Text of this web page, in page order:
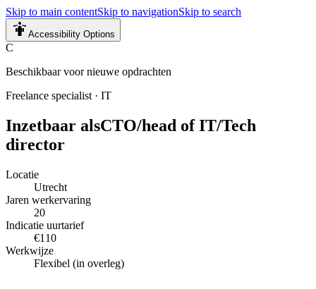
Skip to main contentSkip to navigationSkip to search
Accessibility Options
C
Beschikbaar voor nieuwe opdrachten
Freelance specialist · IT
Inzetbaar alsCTO/head of IT/Tech
director
Locatie
Utrecht
Jaren werkervaring
20
Indicatie uurtarief
€110
Werkwijze
Flexibel (in overleg)